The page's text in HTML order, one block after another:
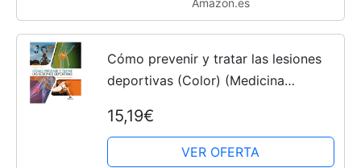
Cómo prevenir y tratar las lesiones
deportivas (Color) (Medicina
15,19€
VER OFERTA